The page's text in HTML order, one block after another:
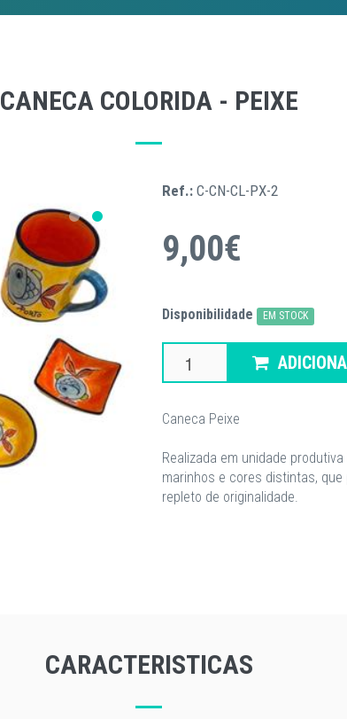
CANECA COLORIDA - PEIXE
Ref.: C-CN-CL-PX-2
9,00€
Disponibilidade EM STOCK
Caneca Peixe
Realizada em unidade
marinhos e cores distintas,
repleto de originalidade.
CARACTERISTICAS